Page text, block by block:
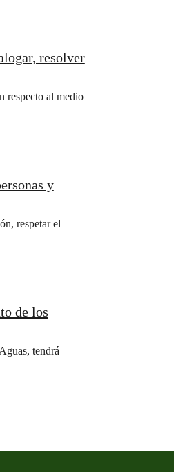
resolver
respecto al medio
y
respetar el
de los
tendrá